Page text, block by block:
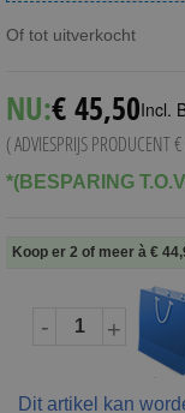
Of tot uitverkocht
NU:€ 45,50Incl.
( ADVIESPRIJS PRODUCENT
*(BESPARING
Koop er 2 of meer à €
- +
Dit artikel kan